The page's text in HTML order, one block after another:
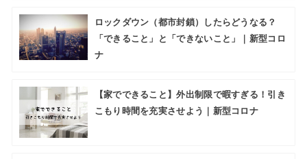
ロックダウン（都市封鎖）したらどうなる？
「できること」と「できないこと」｜新型コロ
ナ
【家でできること】外出制限で暇すぎる！引き
こもり時間を充実させよう｜新型コロナ